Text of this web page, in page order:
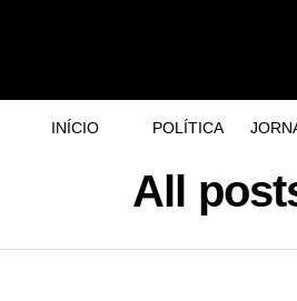
INÍCIO POLÍTICA
All